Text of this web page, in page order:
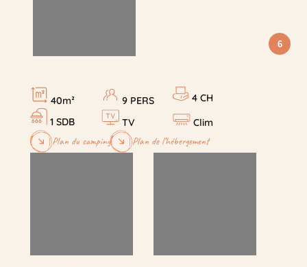
6
40m² 9 PERS
4 CH
1 SDB
TV Clim
Plan du camping Plan de l’hébergement